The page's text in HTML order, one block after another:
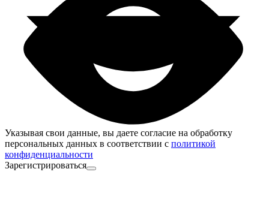
Указывая свои данные, вы даете согласие на обработку
персональных данных в соответствии с политикой
конфиденциальности
Зарегистрироваться